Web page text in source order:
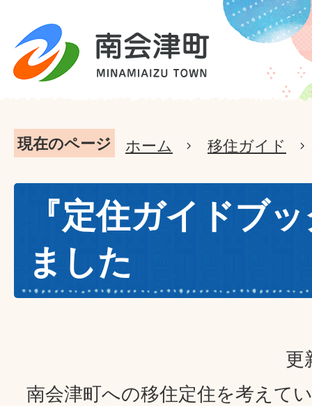
現在のページ ホーム 移住ガイド
『定住ガイドブ
ました
更
南会津町への移住定住を考えて